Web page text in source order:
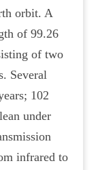
orbit. A
of 99.26
of two
Several
102
under
infrared to